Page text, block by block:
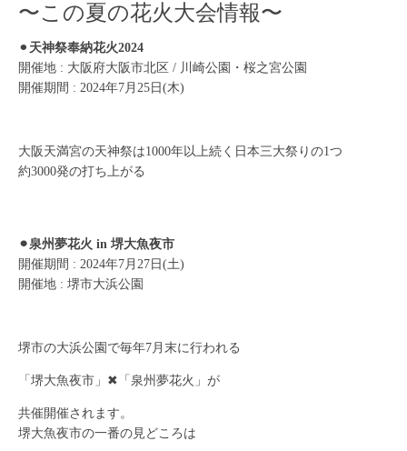
〜この夏の花火大会情報〜
⚫︎ 天神祭奉納花火2024
開催地 : 大阪府大阪市北区 / 川崎公園・桜之宮公園
開催期間 : 2024年7月25日(木)
大阪天満宮の天神祭は1000年以上続く日本三大祭りの1つ
約3000発の打ち上がる
⚫︎泉州夢花火 in 堺大魚夜市
開催期間 : 2024年7月27日(土)
開催地 : 堺市大浜公園
堺市の大浜公園で毎年7月末に行われる
「堺大魚夜市」✖︎「泉州夢花火」が
共催開催されます。
堺大魚夜市の一番の見どころは